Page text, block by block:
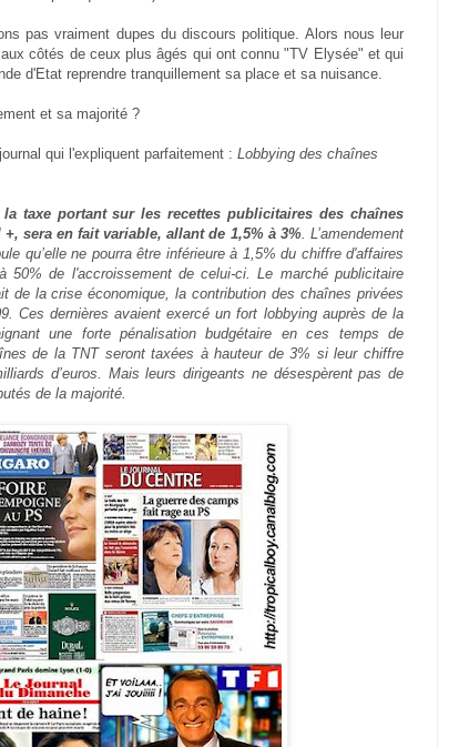
pas vraiment dupes du discours politique. Alors nous leur
côtés de ceux plus âgés qui ont connu "TV Elysée" et qui
d'Etat reprendre tranquillement sa place et sa nuisance.
et sa majorité ?
qui l'expliquent parfaitement : Lobbying des chaînes
taxe portant sur les recettes publicitaires des chaînes
+, sera en fait variable, allant de 1,5% à 3%. L’amendement
qu’elle ne pourra être inférieure à 1,5% du chiffre d'affaires
50% de l'accroissement de celui-ci. Le marché publicitaire
de la crise économique, la contribution des chaînes privées
Ces dernières avaient exercé un fort lobbying auprès de la
une forte pénalisation budgétaire en ces temps de
de la TNT seront taxées à hauteur de 3% si leur chiffre
d’euros. Mais leurs dirigeants ne désespèrent pas de
de la majorité.